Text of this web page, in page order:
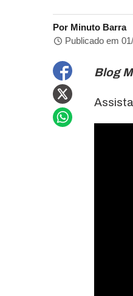
Por Minuto Barra
Publicado em
Blog